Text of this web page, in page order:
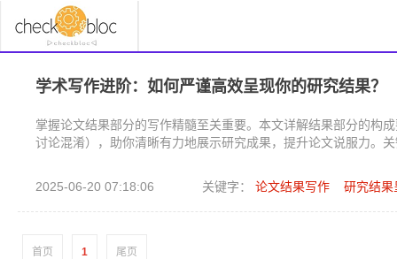
学术写作进阶：如何严谨高效呈现你的研究结果？
掌握论文结果部分的写作精髓至关重要。本文详解结果部分的构
讨论混淆），助你清晰有力地展示研究成果，提升论文说服力。
2025-06-20 07:18:06 关键字： 论文结果写作 研究结果
首页 1 尾页